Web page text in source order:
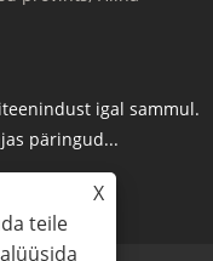
igal sammul.
päringud...
X
teile